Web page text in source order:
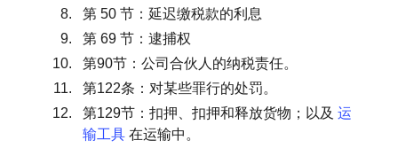
第 50 节：延迟缴税款的利息
第 69 节：逮捕权
第90节：公司合伙人的纳税责任。
第122条：对某些罪行的处罚。
第129节：扣押、扣押和释放货物；以及 运
输工具 在运输中。